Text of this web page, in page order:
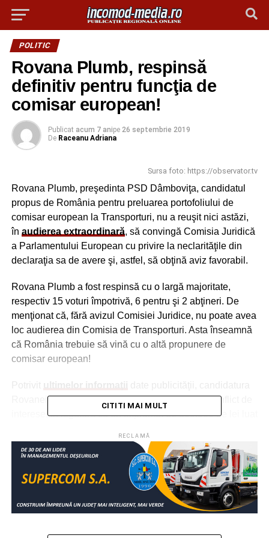
POLITIC
Rovana Plumb, respinsă
definitiv pentru funcţia de
comisar european!
Publicat acum 7 anipe 26 septembrie 2019
De Raceanu Adriana
Sursa foto: https://observator.tv
Rovana Plumb, preşedinta PSD Dâmboviţa, candidatul
propus de România pentru preluarea portofoliului de
comisar european la Transporturi, nu a reuşit nici astăzi,
în audierea extraordinară, să convingă Comisia Juridică
a Parlamentului European cu privire la neclarităţile din
declaraţia sa de avere şi, astfel, să obţină aviz favorabil.
Rovana Plumb a fost respinsă cu o largă majoritate,
respectiv 15 voturi împotrivă, 6 pentru şi 2 abţineri. De
menţionat că, fără avizul Comisiei Juridice, nu poate avea
loc audierea din Comisia de Transporturi. Asta înseamnă
că România trebuie să vină cu o altă propunere de
comisar european!
Rovanei Plumb a fost respinsă din cauza unui conflict de
interese, în legătură cu un împrumut de 800.000 de lei luat
specificat în declaraţia de avere depusă la Bruxelles. S-ar
părea că banii sunt exact cei ceruţi de partid candidaţilor
la europarlamentarele din mai 2019 drept contribuţie de
campanie şi care apar în declaraţie, la rubrica
„plasamente, investiţii directe şi împrumuturi acordate”,
drept sumă plătită conform Legii 334/206.
CITITI MAI MULT
RECLAMĂ